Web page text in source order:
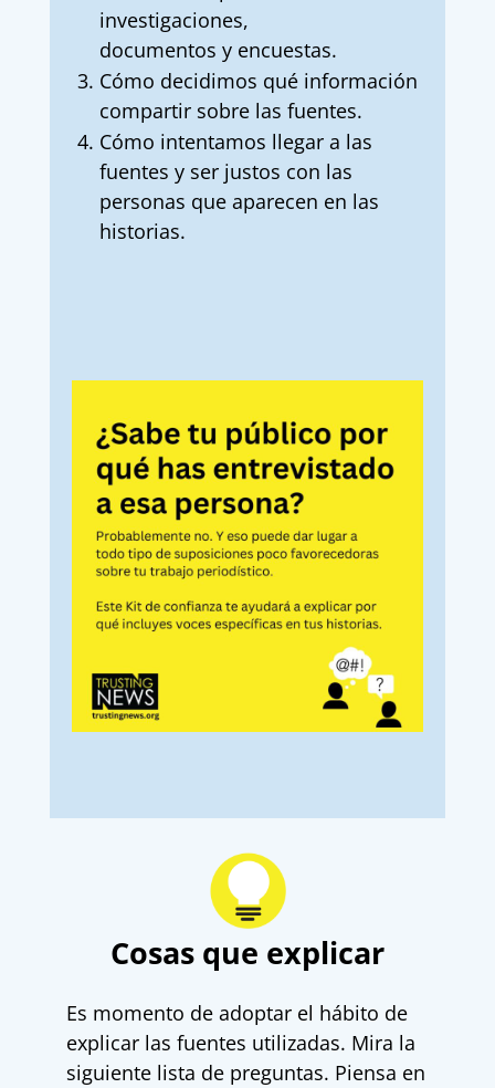
investigaciones,
documentos y encuestas.
Cómo decidimos qué información
compartir sobre las fuentes.
Cómo intentamos llegar a las
fuentes y ser justos con las
personas que aparecen en las
historias.
Cosas que explicar
Es momento de adoptar el hábito de
explicar las fuentes utilizadas. Mira la
siguiente lista de preguntas. Piensa en